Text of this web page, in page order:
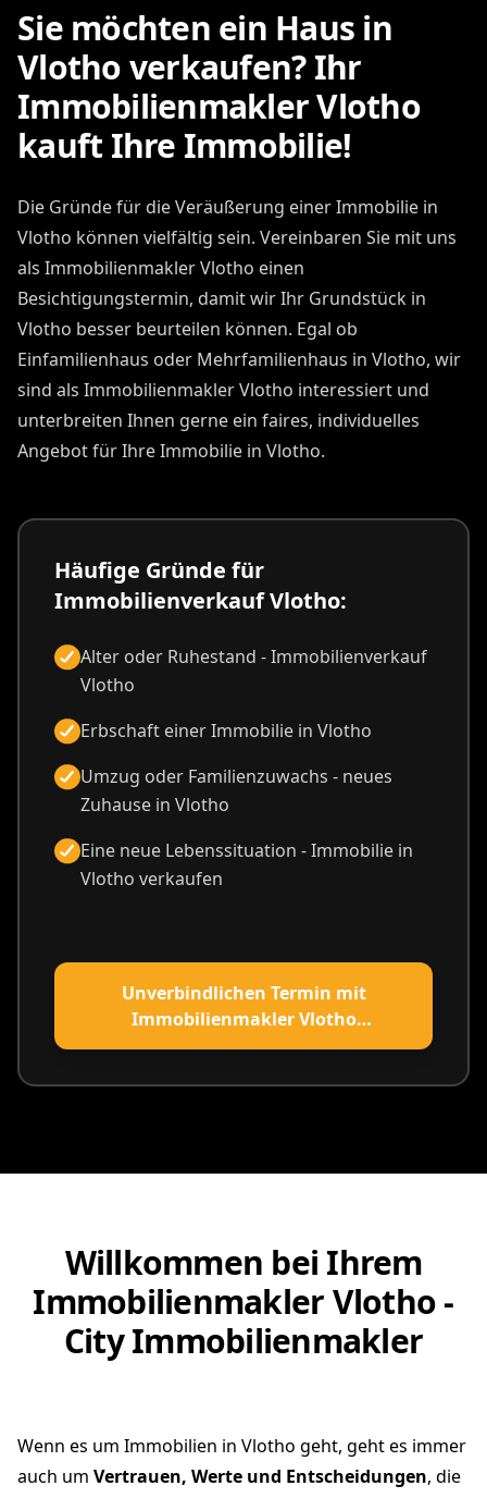
Sie möchten ein Haus in
Vlotho verkaufen? Ihr
Immobilienmakler Vlotho
kauft Ihre Immobilie!
Die Gründe für die Veräußerung einer Immobilie in
Vlotho können vielfältig sein. Vereinbaren Sie mit uns
als Immobilienmakler Vlotho einen
Besichtigungstermin, damit wir Ihr Grundstück in
Vlotho besser beurteilen können. Egal ob
Einfamilienhaus oder Mehrfamilienhaus in Vlotho, wir
sind als Immobilienmakler Vlotho interessiert und
unterbreiten Ihnen gerne ein faires, individuelles
Angebot für Ihre Immobilie in Vlotho.
Häufige Gründe für
Immobilienverkauf Vlotho:
Alter oder Ruhestand - Immobilienverkauf
Vlotho
Erbschaft einer Immobilie in Vlotho
Umzug oder Familienzuwachs - neues
Zuhause in Vlotho
Eine neue Lebenssituation - Immobilie in
Vlotho verkaufen
Unverbindlichen Termin mit
Immobilienmakler Vlotho
vereinbaren
Willkommen bei Ihrem
Immobilienmakler Vlotho -
City Immobilienmakler
Wenn es um Immobilien in Vlotho geht, geht es immer
auch um Vertrauen, Werte und Entscheidungen, die